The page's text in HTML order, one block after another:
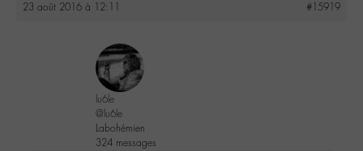
23 août 2016 à 12:11 #15919
lu6le
@lu6le
Labohémien
324 messages